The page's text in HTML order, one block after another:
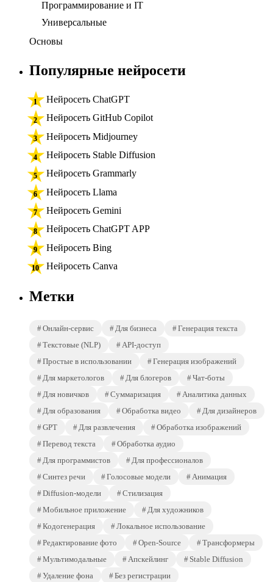
Программирование и IT
Универсальные
Основы
Популярные нейросети
Нейросеть ChatGPT
Нейросеть GitHub Copilot
Нейросеть Midjourney
Нейросеть Stable Diffusion
Нейросеть Grammarly
Нейросеть Llama
Нейросеть Gemini
Нейросеть ChatGPT APP
Нейросеть Bing
Нейросеть Canva
Метки
Онлайн-сервис Для бизнеса
Генерация текста
Текстовые (NLP)
API-доступ
Простые в использовании
Генерация изображений
Для маркетологов
Для блогеров
Чат-боты
Для новичков
Суммаризация
Аналитика данных
Для образования
Обработка видео
Для дизайнеров
GPT
Для развлечения
Обработка изображений
Перевод текста
Обработка аудио
Для программистов
Для профессионалов
Синтез речи
Голосовые модели
Анимация
Diffusion-модели
Стилизация
Мобильное приложение
Для художников
Кодогенерация
Локальное использование
Редактирование фото
Open-Source
Трансформеры
Мультимодальные
Апскейлинг
Stable Diffusion
Удаление фона
Без регистрации